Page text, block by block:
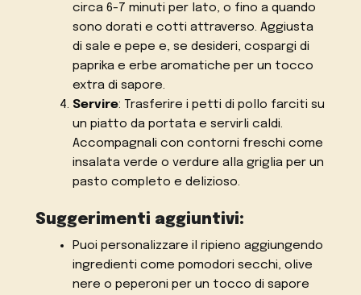
circa 6-7 minuti per lato, o fino a quando
sono dorati e cotti attraverso. Aggiusta
di sale e pepe e, se desideri, cospargi di
paprika e erbe aromatiche per un tocco
extra di sapore.
Servire: Trasferire i petti di pollo farciti su
un piatto da portata e servirli caldi.
Accompagnali con contorni freschi come
insalata verde o verdure alla griglia per un
pasto completo e delizioso.
Suggerimenti aggiuntivi:
Puoi personalizzare il ripieno aggiungendo
ingredienti come pomodori secchi, olive
nere o peperoni per un tocco di sapore